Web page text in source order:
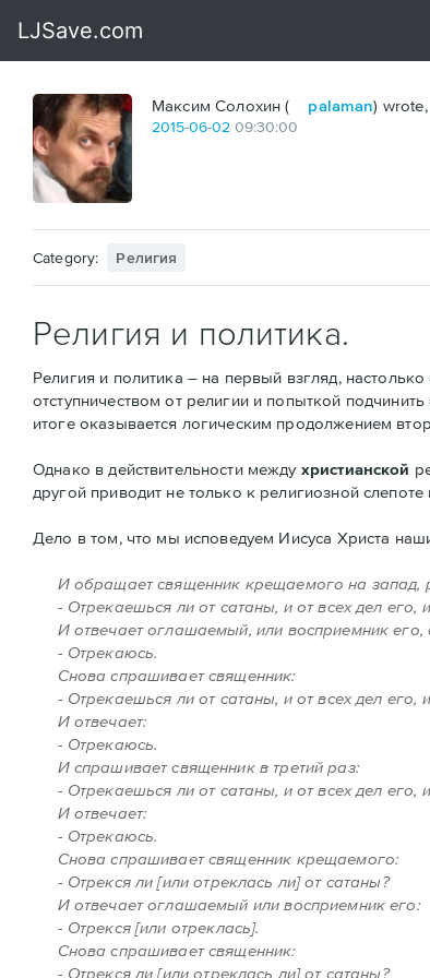
Максим Солохин ( palaman) wrote,
2015-06-02 09:30:00
Category: Религия
Религия и политика.
Религия и политика – на первый взгляд,
отступничеством от религии и попыткой
итоге оказывается логическим продолжением
Однако в действительности между христианской
другой приводит не только к религиозной
Дело в том, что мы исповедуем Иисуса Христа
И обращает священник крещаемого на запад,
- Отрекаешься ли от сатаны, и от всех дел его,
И отвечает оглашаемый, или восприемник его,
- Отрекаюсь.
Снова спрашивает священник:
- Отрекаешься ли от сатаны, и от всех дел его,
И отвечает:
- Отрекаюсь.
И спрашивает священник в третий раз:
- Отрекаешься ли от сатаны, и от всех дел его,
И отвечает:
- Отрекаюсь.
Снова спрашивает священник крещаемого:
- Отрекся ли [или отреклась ли] от сатаны?
И отвечает оглашаемый или восприемник его:
- Отрекся [или отреклась].
Снова спрашивает священник:
- Отрекся ли [или отреклась ли] от сатаны?